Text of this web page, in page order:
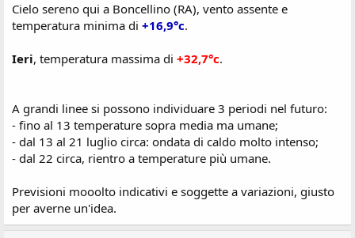
Cielo sereno qui a Boncellino (RA), vento assente e
temperatura minima di +16,9°c.
Ieri, temperatura massima di +32,7°c.
A grandi linee si possono individuare 3 periodi nel futuro:
- fino al 13 temperature sopra media ma umane;
- dal 13 al 21 luglio circa: ondata di caldo molto intenso;
- dal 22 circa, rientro a temperature più umane.
Previsioni mooolto indicativi e soggette a variazioni, giusto
per averne un'idea.